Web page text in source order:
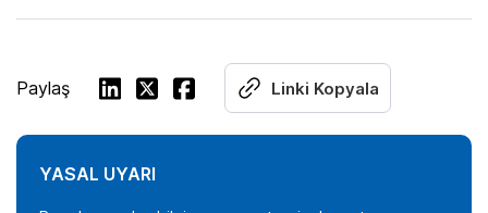
Paylaş Linki Kopyala
YASAL UYARI